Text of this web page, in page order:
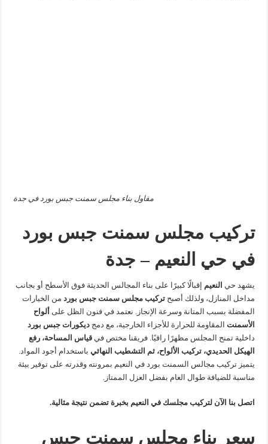
مقاول بناء مجلس سمنت جبس بورد في جدة
تركيب مجلس سمنت جبس بورد
في حي النعيم – جدة
يشهد حي النعيم إقبالًا كبيرًا على بناء المجالس الحديثة فوق الأسطح أو بجانب
مداخل المنازل، ولذلك أصبحتركيب مجلس سمنت جبس بورد من الخيارات
المفضلة بسبب المتانة وسرعة الإنجاز. نعتمد في فنون الظل على ألواح
الأسمنت المقاومة للحرارة للأجزاء الخارجية، مع دمجديكورات جبس بورد
داخلية تمنح المجلس مظهرًا راقيًا. فريقنا مختص فيقياس المساحة، رفع
الهيكل الحديدي، تركيب الألواح، ثم التشطيب النهائي باستخدام أجود المواد.
يتميز تركيب مجالس السمنت بورد في النعيم بمرونته وقدرته على توفير بيئة
مناسبة للضيافة طوال العام بفضل العزل الممتاز.
اتصل بنا الآن لتركيب مجلسك في النعيم بخبرة تضمن نتيجة مثالية.
سعر بناء مجلس سمنت جبس